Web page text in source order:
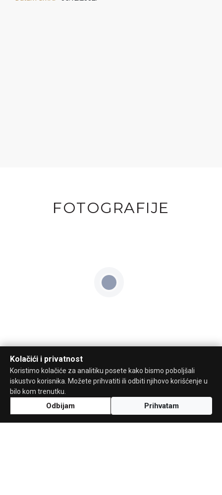
FOTOGRAFIJE
Kolačići i privatnost
Koristimo kolačiće za analitiku posete kako bismo poboljšali
iskustvo korisnika. Možete prihvatiti ili odbiti njihovo korišćenje u
bilo kom trenutku.
Odbijam Prihvatam